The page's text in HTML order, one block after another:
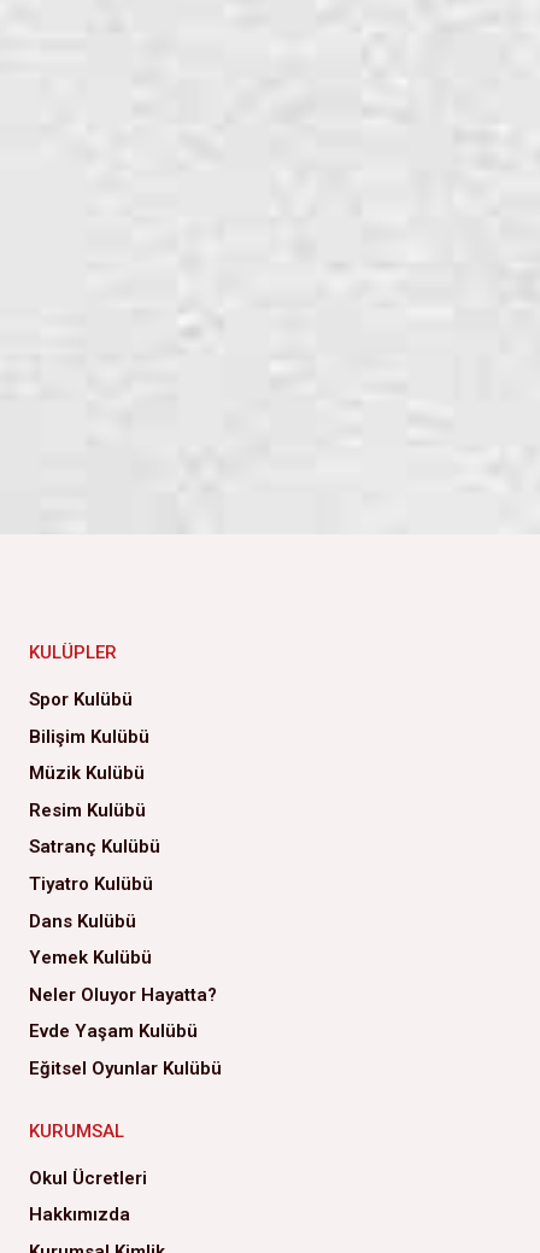
KULÜPLER
Spor Kulübü
Bilişim Kulübü
Müzik Kulübü
Resim Kulübü
Satranç Kulübü
Tiyatro Kulübü
Dans Kulübü
Yemek Kulübü
Neler Oluyor Hayatta?
Evde Yaşam Kulübü
Eğitsel Oyunlar Kulübü
KURUMSAL
Okul Ücretleri
Hakkımızda